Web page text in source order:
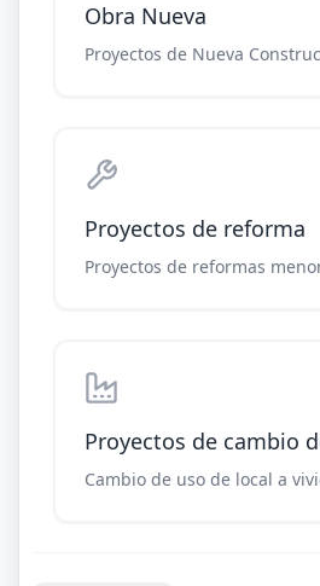
Obra Nueva
Proyectos de Nueva
Proyectos de reforma
Proyectos de reformas
Proyectos de cambio
Cambio de uso de local a